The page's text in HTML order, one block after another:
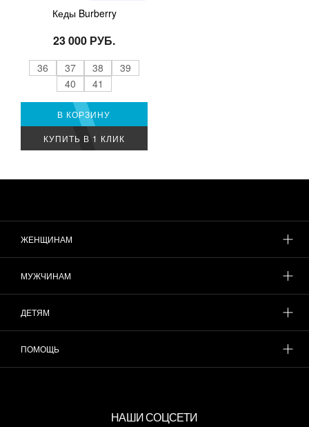
Кеды Burberry
23 000 РУБ.
36 37 38
39
40
41
В КОРЗИНУ
КУПИТЬ В 1 КЛИК
ЖЕНЩИНАМ
МУЖЧИНАМ
ДЕТЯМ
ПОМОЩЬ
НАШИ СОЦСЕТИ